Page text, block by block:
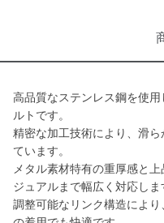
高品質なステンレス鋼を使
ルトです。
精密な加工技術により、滑
ています。
メタル素材特有の重厚感と
ジュアルまで幅広く対応しま
調整可能なリンク構造によ